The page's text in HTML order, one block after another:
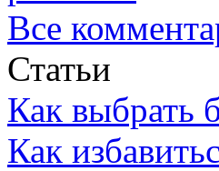
Все
Статьи
Как выбрать
Как